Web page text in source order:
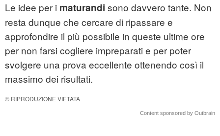
Le idee per i maturandi sono davvero tante. Non
resta dunque che cercare di ripassare e
approfondire il più possibile in queste ultime ore
per non farsi cogliere impreparati e per poter
svolgere una prova eccellente ottenendo così il
massimo dei risultati.
© RIPRODUZIONE VIETATA
Content sponsored by Outbrain